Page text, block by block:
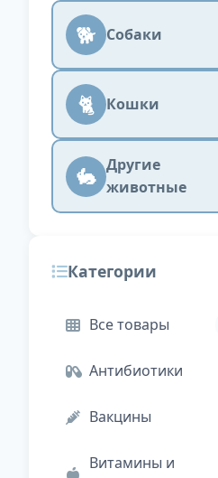
🐕 Собаки
🐈 Кошки
🐇 Другие
животные
Категории
Все товары
Антибиотики
Иньекции
таблетки,
Вакцины
Комбинированные
Витамины и